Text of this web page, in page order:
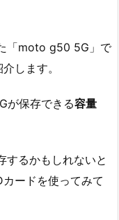
「moto g50 5G」で
します。
が保存できる容量
るかもしれないと
ードを使ってみて